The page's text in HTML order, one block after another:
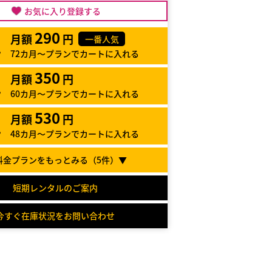
お気に入り登録する
月額 290 円
一番人気
72カ月～プランでカートに入れる
月額350 円
60カ月～プランでカートに入れる
月額530 円
48カ月～プランでカートに入れる
プランをもっとみる（5件）▼
短期レンタルのご案内
すぐ在庫状況をお問い合わせ